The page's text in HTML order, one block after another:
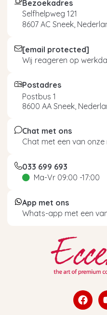
Bezoekadres
Selfhelpweg 121
8607 AC Sneek,
[email protected]
Wij reageren op
Postadres
Postbus 1
8600 AA Sneek,
Chat met ons
Chat met een van
033 699 693
Ma-Vr 09:00 -17:00
App met ons
Whats-app met een